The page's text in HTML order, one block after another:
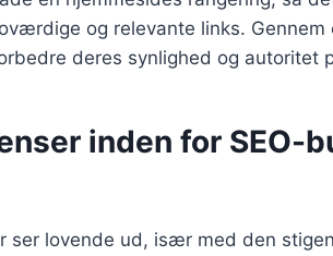
og relevante links.
deres synlighed og autoritet
inden for SEO-
ser lovende ud, især med den